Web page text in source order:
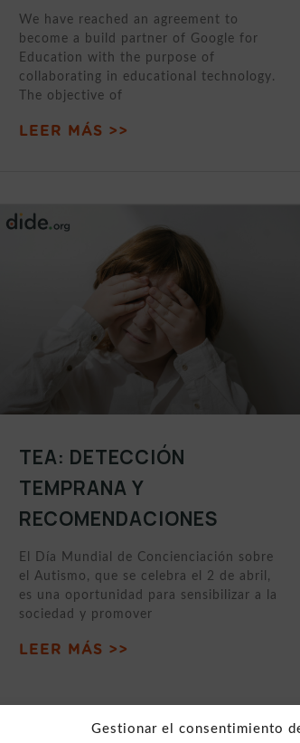
Gestionar el consentimiento
We have reached an agreement to
become a build partner of Google for
Education with the purpose of
collaborating in educational technology.
The objective of
LEER MÁS >>
TEA: DETECCIÓN
TEMPRANA Y
RECOMENDACIONES
El Día Mundial de Concienciación sobre
el Autismo, que se celebra el 2 de abril,
es una oportunidad para sensibilizar a la
sociedad y promover
LEER MÁS >>